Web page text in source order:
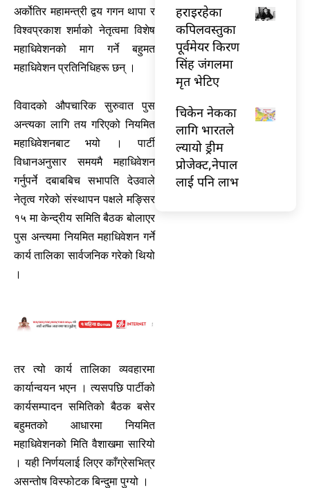
अर्कोतिर महामन्त्री द्वय गगन थापा र
विश्वप्रकाश शर्माको नेतृत्वमा विशेष
महाधिवेशनको माग गर्ने बहुमत
महाधिवेशन प्रतिनिधिहरू छन् ।
विवादको औपचारिक सुरुवात पुस
अन्त्यका लागि तय गरिएको नियमित
महाधिवेशनबाट भयो । पार्टी
विधानअनुसार समयमै महाधिवेशन
गर्नुपर्ने दबाबबिच सभापति देउवाले
नेतृत्व गरेको संस्थापन पक्षले मङ्सिर
१५ मा केन्द्रीय समिति बैठक बोलाएर
पुस अन्त्यमा नियमित महाधिवेशन गर्ने
कार्य तालिका सार्वजनिक गरेको थियो
।
तर त्यो कार्य तालिका व्यवहारमा
कार्यान्वयन भएन । त्यसपछि पार्टीको
कार्यसम्पादन समितिको बैठक बसेर
बहुमतको आधारमा नियमित
महाधिवेशनको मिति वैशाखमा सारियो
। यही निर्णयलाई लिएर काँग्रेसभित्र
असन्तोष विस्फोटक बिन्दुमा पुग्यो ।
हराइरहेका
कपिलवस्तुका
पूर्वमेयर किरण
सिंह जंगलमा
मृत भेटिए
चिकेन नेकका
लागि भारतले
ल्यायो ड्रीम
प्रोजेक्ट,नेपाल
लाई पनि लाभ